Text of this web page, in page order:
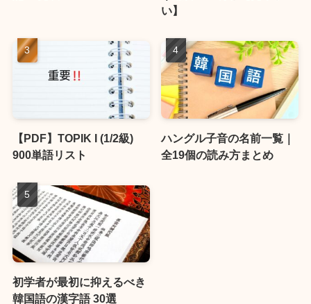
い】
【PDF】TOPIK I (1/2級)
900単語リスト
ハングル子音の名前一覧｜
全19個の読み方まとめ
初学者が最初に抑えるべき
韓国語の漢字語 30選